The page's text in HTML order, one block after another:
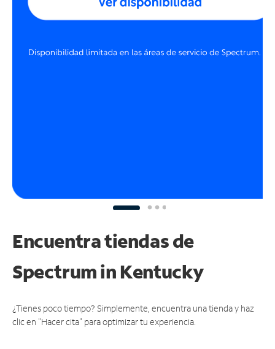
Encuentra tiendas de
Spectrumin Kentucky
¿Tienes poco tiempo? Simplemente, encuentra una tienda y haz
clic en "Hacer cita" para optimizar tu experiencia.